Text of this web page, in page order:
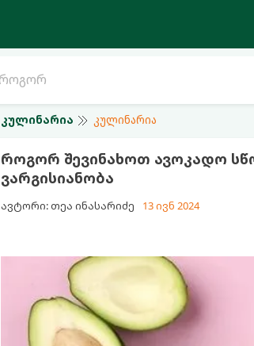
კულინარია კულინარია
როგორ შევინახოთ ავოკადო
ვარგისიანობა
ავტორი: თეა ინასარიძე 13 ივნ 2024